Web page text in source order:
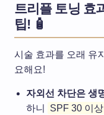
트리플 토닝 효
팁! 🧴
시술 효과를 오래 유
요해요!
자외선 차단은 생
하니
SPF 30 이